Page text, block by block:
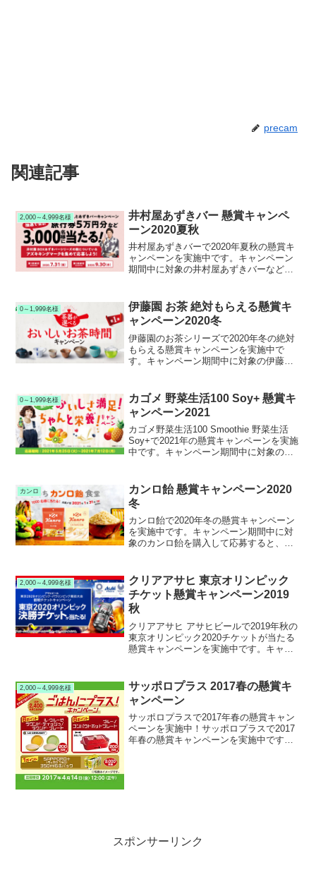
precam
関連記事
2,000～4,999名様
井村屋あずきバー 懸賞キャンペ
ーン2020夏秋
井村屋あずきバーで2020年夏秋の懸賞キ
ャンペーンを実施中です。キャンペーン
期間中に対象の井村屋あずきバーなどの
ます。
0～1,999名様
伊藤園 お茶 絶対もらえる懸賞キ
ャンペーン2020冬
伊藤園のお茶シリーズで2020年冬の絶対
もらえる懸賞キャンペーンを実施中で
す。キャンペーン期間中に対象の伊藤園
が絶対もらえます。抽選コースでは六古
窯の茶器が当たります。
0～1,999名様
カゴメ 野菜生活100 Soy+ 懸賞キ
ャンペーン2021
カゴメ野菜生活100 Smoothie 野菜生活
Soy+で2021年の懸賞キャンペーンを実施
中です。キャンペーン期間中に対象のカ
1,000名様にMTG Body Make Seat Style
やパナソニック 衣類スチーマー等が当た
ります。
カンロ
カンロ飴 懸賞キャンペーン2020
冬
カンロ飴で2020年冬の懸賞キャンペーン
を実施中です。キャンペーン期間中に対
象のカンロ飴を購入して応募すると、抽
2,000～4,999名様
クリアアサヒ 東京オリンピック
チケット懸賞キャンペーン2019
秋
クリアアサヒ アサヒビールで2019年秋の
東京オリンピック2020チケットが当たる
懸賞キャンペーンを実施中です。キャン
2,420名様に東京オリンピック2020ペアチ
ケットやギフト券が当たります。
2,000～4,999名様
サッポロプラス 2017春の懸賞キ
ャンペーン
サッポロプラスで2017年春の懸賞キャン
ペーンを実施中！サッポロプラスで2017
年春の懸賞キャンペーンを実施中です。
スポンサーリンク